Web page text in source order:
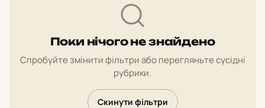
Поки нічого не знайдено
Спробуйте змінити фільтри або перегляньте сусідні
рубрики.
Скинути фільтри